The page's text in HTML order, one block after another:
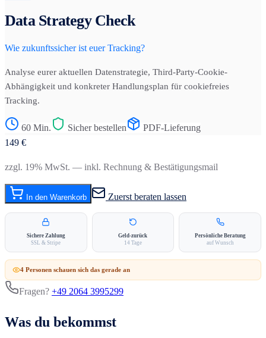
Data Strategy Check
Wie zukunftssicher ist euer Tracking?
Analyse eurer aktuellen Datenstrategie, Third-Party-Cookie-
Abhängigkeit und konkreter Handlungsplan für cookiefreies
Tracking.
60 Min. Sicher bestellen
PDF-Lieferung
149 €
zzgl. 19% MwSt. — inkl. Rechnung & Bestätigungsmail
In den Warenkorb Zuerst beraten lassen
Sichere Zahlung
SSL & Stripe
Geld-zurück
14 Tage
Persönliche Beratung
auf Wunsch
4 Personen schauen sich das gerade an
Fragen? +49 2064 3995299
Was du bekommst